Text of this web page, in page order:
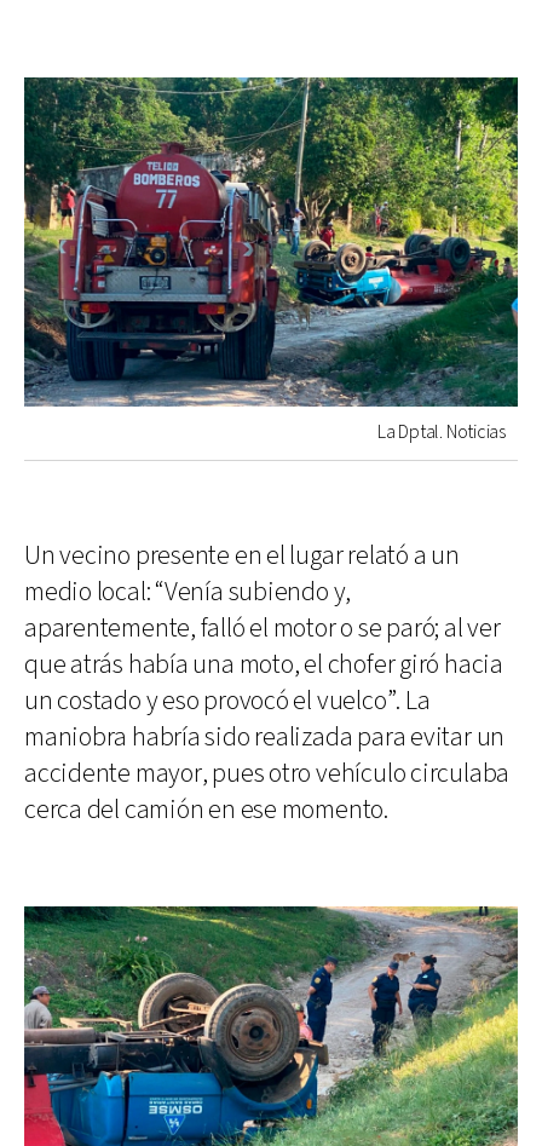
La Dptal. Noticias
Un vecino presente en el lugar relató a un
medio local: “Venía subiendo y,
aparentemente, falló el motor o se paró; al ver
que atrás había una moto, el chofer giró hacia
un costado y eso provocó el vuelco”. La
maniobra habría sido realizada para evitar un
accidente mayor, pues otro vehículo circulaba
cerca del camión en ese momento.